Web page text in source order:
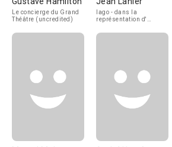
Le concierge du Grand
Théâtre (uncredited)
Iago - dans la
représentation d'